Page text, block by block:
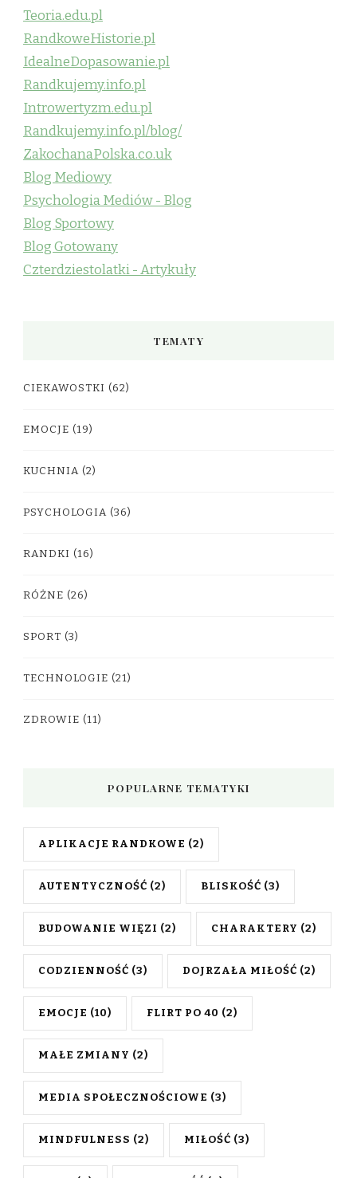
Teoria.edu.pl
RandkoweHistorie.pl
IdealneDopasowanie.pl
Randkujemy.info.pl
Introwertyzm.edu.pl
Randkujemy.info.pl/blog/
ZakochanaPolska.co.uk
Blog Mediowy
Psychologia Mediów - Blog
Blog Sportowy
Blog Gotowany
Czterdziestolatki - Artykuły
TEMATY
CIEKAWOSTKI (62)
EMOCJE (19)
KUCHNIA (2)
PSYCHOLOGIA (36)
RANDKI (16)
RÓŻNE (26)
SPORT (3)
TECHNOLOGIE (21)
ZDROWIE (11)
POPULARNE TEMATYKI
APLIKACJE RANDKOWE (2)
AUTENTYCZNOŚĆ (2) BLISKOŚĆ (3)
BUDOWANIE WIĘZI (2) CHARAKTERY (2)
CODZIENNOŚĆ (3) DOJRZAŁA MIŁOŚĆ (2)
EMOCJE (10) FLIRT PO 40 (2)
MAŁE ZMIANY (2)
MEDIA SPOŁECZNOŚCIOWE (3)
MINDFULNESS (2) MIŁOŚĆ (3)